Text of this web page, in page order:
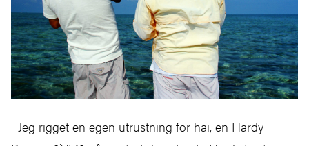
Jeg rigget en egen utrustning for hai, en Hardy